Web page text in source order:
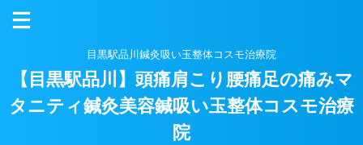
目黒駅品川鍼灸吸い玉整体コスモ治療院
【目黒駅品川】頭痛肩こり腰痛足の痛みマ
タニティ鍼灸美容鍼吸い玉整体コスモ治療
院